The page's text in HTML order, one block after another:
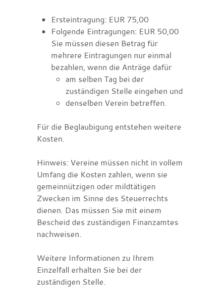
Ersteintragung: EUR 75,00
Folgende Eintragungen: EUR 50,00
Sie müssen diesen Betrag für
mehrere Eintragungen nur einmal
bezahlen, wenn die Anträge dafür
am selben Tag bei der
zuständigen Stelle eingehen und
denselben Verein betreffen.
Für die Beglaubigung entstehen weitere
Kosten.
Hinweis: Vereine müssen nicht in vollem
Umfang die Kosten zahlen, wenn sie
gemeinnützigen oder mildtätigen
Zwecken im Sinne des Steuerrechts
dienen. Das müssen Sie mit einem
Bescheid des zuständigen Finanzamtes
nachweisen.
Weitere Informationen zu Ihrem
Einzelfall erhalten Sie bei der
zuständigen Stelle.